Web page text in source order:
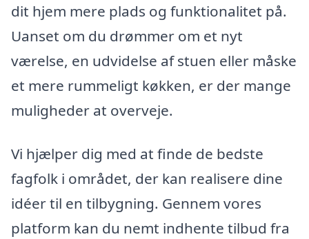
dit hjem mere plads og funktionalitet på.
Uanset om du drømmer om et nyt
værelse, en udvidelse af stuen eller måske
et mere rummeligt køkken, er der mange
muligheder at overveje.
Vi hjælper dig med at finde de bedste
fagfolk i området, der kan realisere dine
idéer til en tilbygning. Gennem vores
platform kan du nemt indhente tilbud fra